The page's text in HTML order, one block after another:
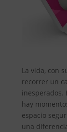
La vida, con
recorrer un
inesperados.
hay
espacio
una